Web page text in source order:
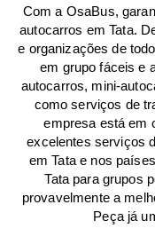
Com a OsaBus,
autocarros em Tata.
e organizações de
em grupo fáceis e
autocarros, mini-
como serviços de
empresa está em
excelentes serviços
em Tata e nos
Tata para grupos
provavelmente a
Peça já